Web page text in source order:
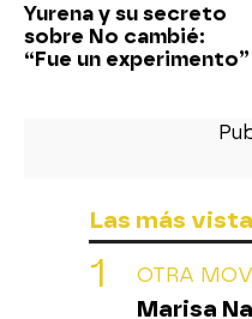
Yurena y su secreto
sobre No cambié:
“Fue un experimento”
Las más
OTRA
Marisa